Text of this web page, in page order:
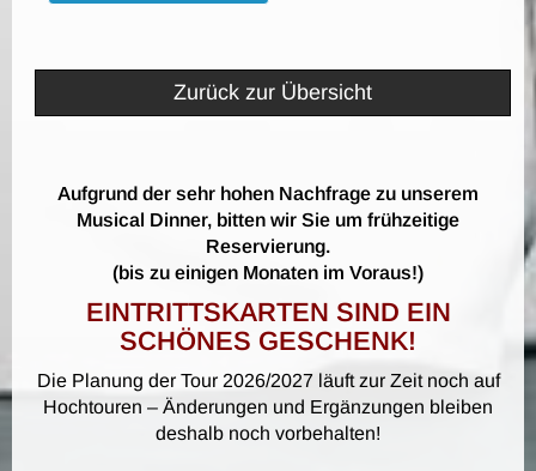
Zurück zur Übersicht
Aufgrund der sehr hohen Nachfrage zu unserem
Musical Dinner, bitten wir Sie um frühzeitige
Reservierung.
(bis zu einigen Monaten im Voraus!)
EINTRITTSKARTEN SIND EIN
SCHÖNES GESCHENK!
Die Planung der Tour 2026/2027 läuft zur Zeit noch auf
Hochtouren – Änderungen und Ergänzungen bleiben
deshalb noch vorbehalten!